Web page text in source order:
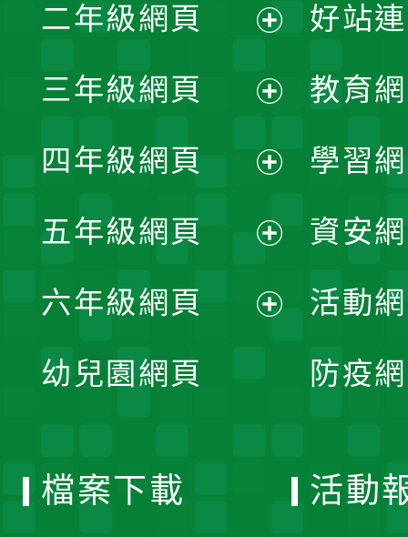
開
選
單
二年級網頁
開
選
單
三年級網頁
開
選
單
四年級網頁
開
選
五年級網頁
開
六年級網頁
幼兒園網頁
好站
教育
學習
資安
活動
防疫
檔案下載 活動